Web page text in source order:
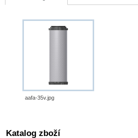
aafa-35v.jpg
Katalog zboží